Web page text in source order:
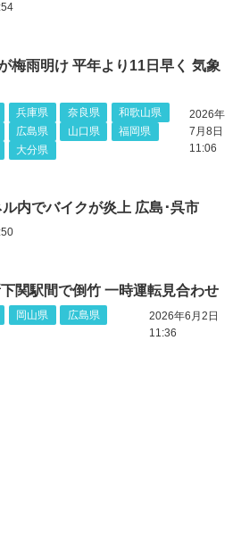
梅雨明け 平年より11日早く 気象
兵庫県 奈良県
和歌山県
広島県 山口県
福岡県
大分県
2026年
7月8日
11:06
内でバイクが炎上 広島･呉市
関駅間で倒竹 一時運転見合わせ
岡山県
広島県
2026年6月2日
11:36